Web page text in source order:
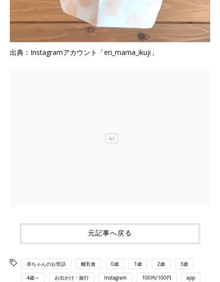
出典：Instagramアカウント「eri_mama_ikuji」
元記事へ戻る
赤ちゃんのお世話 離乳食 0歳 1歳 2歳 3歳
4歳～ お出かけ・旅行 Instagram 100均/100円 app